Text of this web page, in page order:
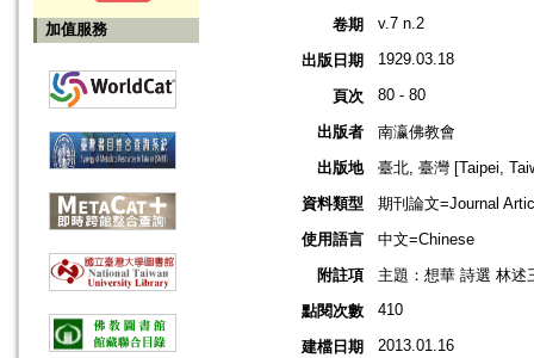
加值服務
卷期
v.7 n.2
出版日期 1929.03.18
頁次 80 - 80
出版者
南瀛佛教會
出版地
臺北, 臺灣 [Taipei,
資料類型
期刊論文=Journal
使用語言
中文=Chinese
附註項
主題：想華 詩選 林述
點閱次數
410
建檔日期 2013.01.16